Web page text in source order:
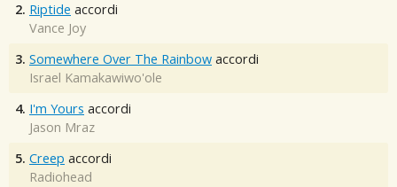
2. Riptide accordi
Vance Joy
3. Somewhere Over The Rainbow accordi
Israel Kamakawiwo'ole
4. I'm Yours accordi
Jason Mraz
5. Creep accordi
Radiohead